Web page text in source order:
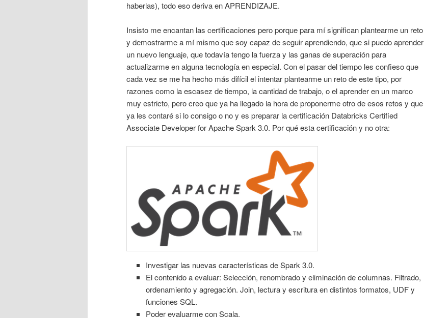
haberlas), todo eso deriva en APRENDIZAJE.
Insisto me encantan las certificaciones pero porque para mí significan plantearme un reto
y demostrarme a mí mismo que soy capaz de seguir aprendiendo, que si puedo aprender
un nuevo lenguaje, que todavía tengo la fuerza y las ganas de superación para
actualizarme en alguna tecnología en especial. Con el pasar del tiempo les confieso que
cada vez se me ha hecho más difícil el intentar plantearme un reto de este tipo, por
razones como la escasez de tiempo, la cantidad de trabajo, o el aprender en un marco
muy estricto, pero creo que ya ha llegado la hora de proponerme otro de esos retos y que
ya les contaré si lo consigo o no y es preparar la certificación Databricks Certified
Associate Developer for Apache Spark 3.0. Por qué esta certificación y no otra:
Investigar las nuevas características de Spark 3.0.
El contenido a evaluar: Selección, renombrado y eliminación de columnas. Filtrado,
ordenamiento y agregación. Join, lectura y escritura en distintos formatos, UDF y
funciones SQL.
Poder evaluarme con Scala.